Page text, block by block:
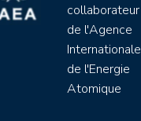
collaborateur
de l'Agence
Internationale
de l'Energie
Atomique